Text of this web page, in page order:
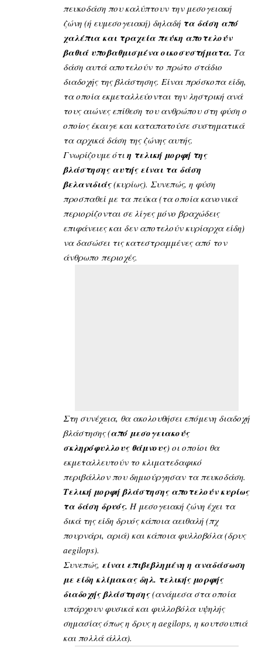
πευκοδάση που καλύπτουν την μεσογειακή
ζώνη (ή ευμεσογειακή) δηλαδή τα δάση από
χαλέπια και τραχεία πεύκη αποτελούν
βαθιά υποβαθμισμένα οικοσυστήματα. Τα
δάση αυτά αποτελούν το πρώτο στάδιο
διαδοχής της βλάστησης. Είναι πρόσκοπα είδη,
τα οποία εκμεταλλεύονται την ληστρική ανά
τους αιώνες επίθεση του ανθρώπου στη φύση ο
οποίος έκαιγε και καταπατούσε συστηματικά
τα αρχικά δάση της ζώνης αυτής.
Γνωρίζουμε ότι η τελική μορφή της
βλάστησης αυτής είναι τα δάση
βελανιδιάς(κυρίως). Συνεπώς, η φύση
προσπαθεί με τα πεύκα (τα οποία κανονικά
περιορίζονται σε λίγες μόνο βραχώδεις
επιφάνειες και δεν αποτελούν κυρίαρχα είδη)
να δασώσει τις κατεστραμμένες από τον
άνθρωπο περιοχές.
Στη συνέχεια, θα ακολουθήσει επόμενη διαδοχή
βλάστησης (από μεσογειακούς
σκληρόφυλλους θάμνους) οι οποίοι θα
εκμεταλλευτούν το κλιματεδαφικό
περιβάλλον που δημιούργησαν τα πευκοδάση.
Τελική μορφή βλάστησης αποτελούν κυρίως
τα δάση δρυός. Η μεσογειακή ζώνη έχει τα
δικά της είδη δρυός κάποια αειθαλή (πχ
πουρνάρι, αριά) και κάποια φυλλοβόλα (δρυς
aegilops).
Συνεπώς, είναι επιβεβλημένη η αναδάσωση
με είδη κλίμακας δηλ. τελικής μορφής
διαδοχής βλάστησης(ανάμεσα στα οποία
υπάρχουν φυσικά και φυλλοβόλα υψηλής
σημασίας όπως η δρυς η aegilops, η κουτσουπιά
και πολλά άλλα).